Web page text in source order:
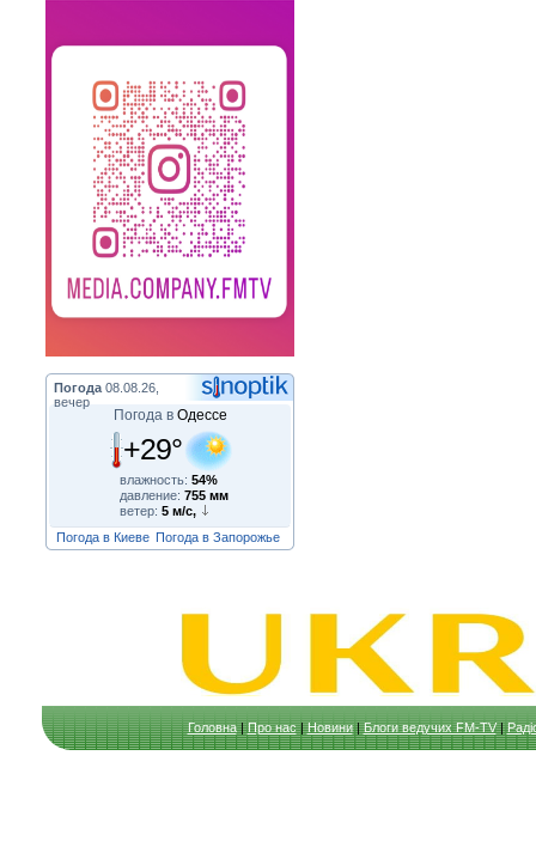
Погода 08.08.26,
вечер
Погода в Одессе
+29°
влажность: 54%
давление: 755 мм
ветер: 5 м/с,
Погода в Киеве Погода в Запорожье
Головна|Про нас|Новини|Блоги ведучих FM-TV|